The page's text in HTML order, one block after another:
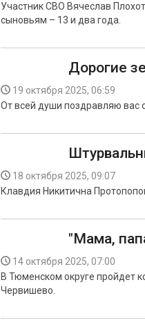
Участник СВО Вячеслав
сыновьям – 13 и два года.
Дорогие
19 октября 2025, 06:59
От всей души поздравляю вас
18 октября 2025, 09:07
Клавдия Никитична
"Мама,
14 октября 2025, 07:00
В Тюменском округе пройдет
Червишево.